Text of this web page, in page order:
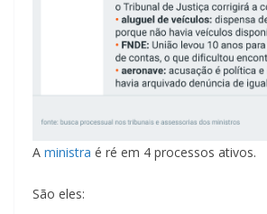
A ministra é ré em 4 processos ativos.
São eles: